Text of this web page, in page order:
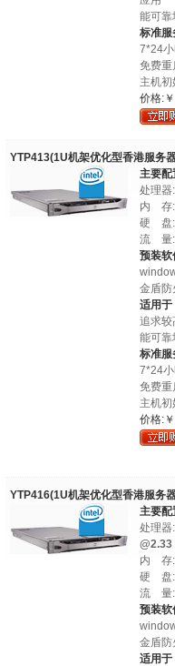
能可靠
标准服
7*24
免费重
主机
价格:￥
YTP413(1U机架优化型香港服务
主要配
处理器:
内 存
硬 盘:
流 量:
预装软
金盾防
适用于
追求较
能可靠
标准服
7*24
免费重
主机
价格:￥
YTP416(1U机架优化型香港服务
主要配
处理器:
@2.33
内 存
硬 盘
流 量:
预装软
金盾防
适用于